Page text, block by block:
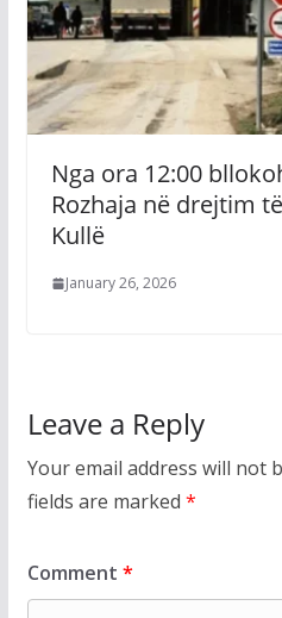
Nga ora 12:00
Rozhaja në drejtim
Kullë
January 26, 2026
Leave a Reply
Your email address will not
fields are marked *
Comment *